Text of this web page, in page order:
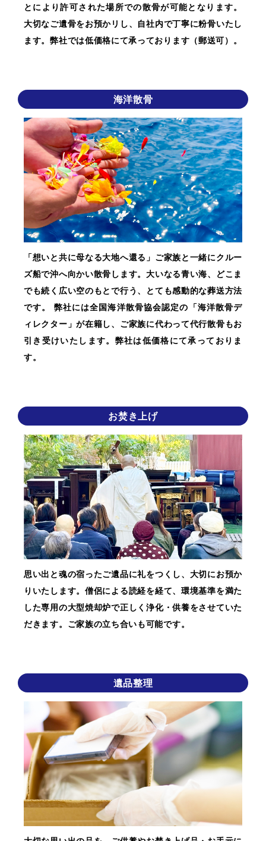
とにより許可された場所での散骨が可能となります。
大切なご遺骨をお預かリし、自社内で丁寧に粉骨いたし
ます。弊社では低価格にて承っております（郵送可）。
海洋散骨
「想いと共に母なる大地へ還る」ご家族と一緒にクルー
ズ船で沖へ向かい散骨します。大いなる青い海、どこま
でも続く広い空のもとで行う、とても感動的な葬送方法
です。 弊社には全国海洋散骨協会認定の「海洋散骨デ
ィレクター」が在籍し、ご家族に代わって代行散骨もお
引き受けいたします。弊社は低価格にて承っておりま
す。
お焚き上げ
思い出と魂の宿ったご遺品に礼をつくし、大切にお預か
りいたします。僧侶による読経を経て、環境基準を満た
した専用の大型焼却炉で正しく浄化・供養をさせていた
だきます。ご家族の立ち合いも可能です。
遺品整理